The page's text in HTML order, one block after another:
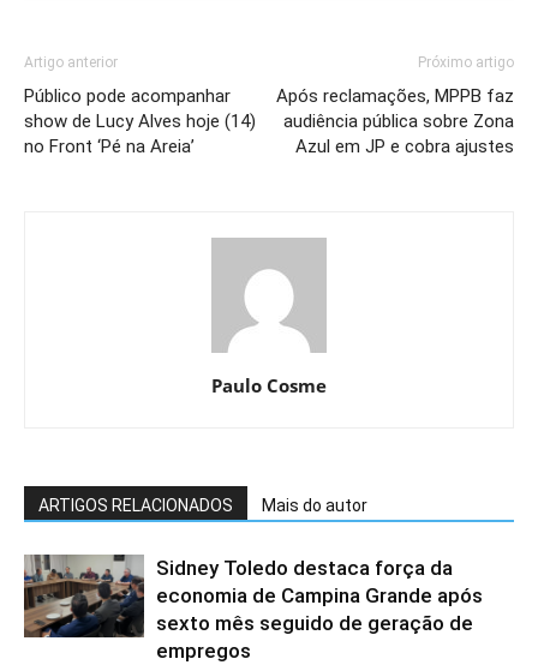
Artigo anterior
Público pode acompanhar
show de Lucy Alves hoje (14)
no Front ‘Pé na Areia’
Próximo artigo
Após reclamações, MPPB faz
audiência pública sobre Zona
Azul em JP e cobra ajustes
Paulo Cosme
ARTIGOS RELACIONADOS Mais do autor
Sidney Toledo destaca força da
economia de Campina Grande após
sexto mês seguido de geração de
empregos